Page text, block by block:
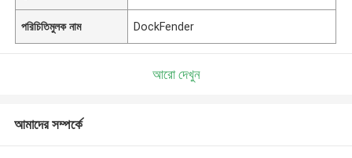
পরিচিতিমুলক নাম DockFender
আরো দেখুন
আমাদের সম্পর্কে